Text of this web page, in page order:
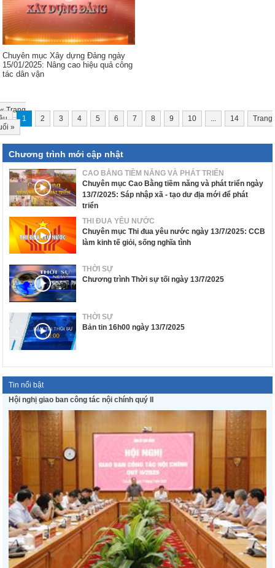
Chuyên mục Xây dựng Đảng ngày
15/01/2025: Nâng cao hiệu quả công
tác dân vận
«Trang
1 2 3 4 5 6 7 8 9 10 ... 14
Trang
»
Chương trình mới cập nhật
CAO BẰNG TIỀM NĂNG VÀ PHÁT TRIỂN
Chuyên mục Cao Bằng tiềm năng và phát triển ngày
13/7/2025: Sáp nhập xã - tạo dư địa mới để phát
triển
THI ĐUA YÊU NƯỚC
Chuyên mục Thi đua yêu nước ngày 13/7/2025: CCB
làm kinh tế giỏi, sống nghĩa tình
THỜI SỰ
Chương trình Thời sự tối ngày 13/7/2025
THỜI SỰ
Bản tin 16h00 ngày 13/7/2025
Tin nổi bật
Hội nghị giao ban công tác nội chính quý II